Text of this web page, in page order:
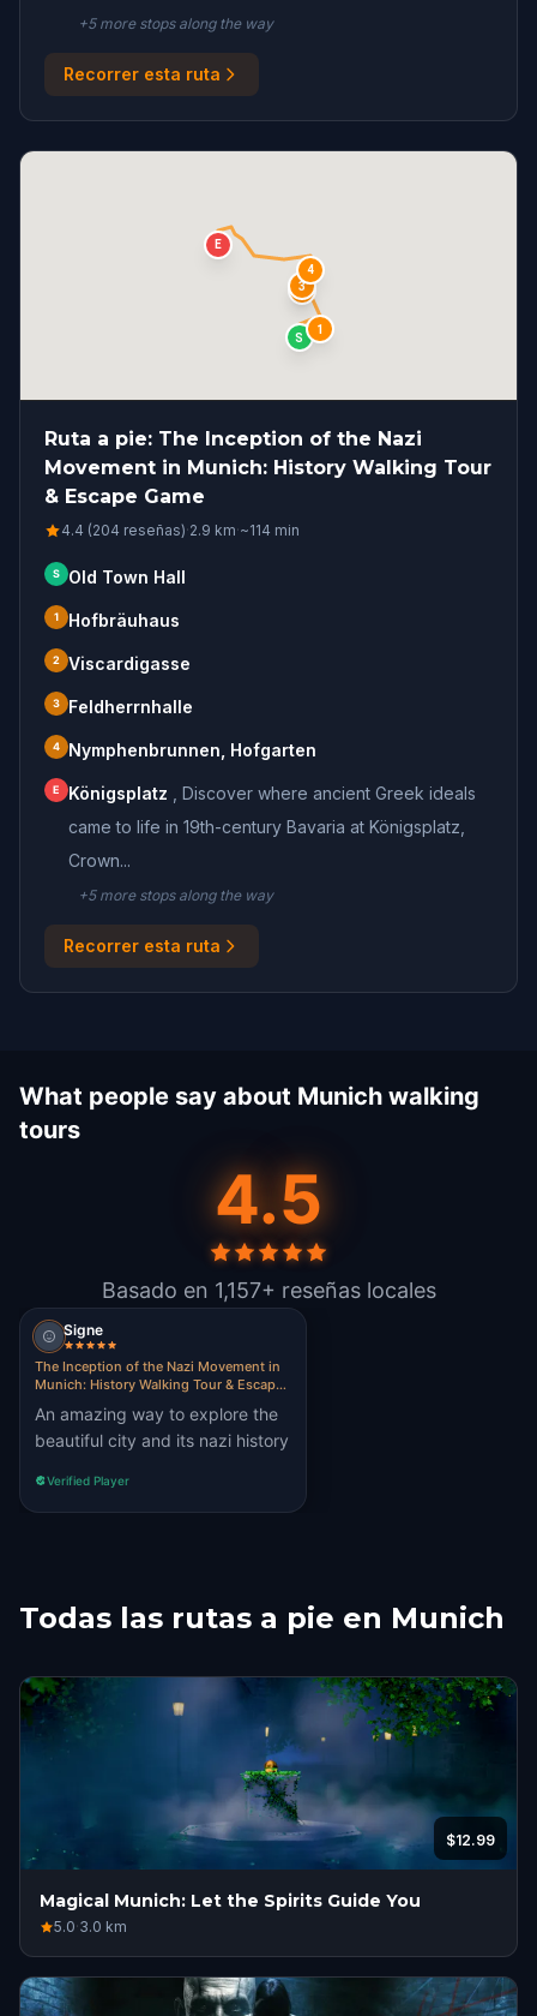
+5more stopsalong the way
Recorrer esta ruta
S
1
2
3
4
E
Ruta a pie: The Inception of the Nazi
Movement in Munich: History Walking Tour
& Escape Game
4.4 (204 reseñas)·2.9 km·~114 min
S Old Town Hall
1 Hofbräuhaus
2 Viscardigasse
3 Feldherrnhalle
4 Nymphenbrunnen, Hofgarten
E Königsplatz
Discover where ancient Greek ideals
came to life in 19th-century Bavaria at Königsplatz,
Crown...
+5more stopsalong the way
Recorrer esta ruta
What people say about Munich walking
tours
4.5
Basado en 1,157+ reseñas locales
Signe
The Inception of the Nazi Movement in
Munich: History Walking Tour & Escape
An amazing way to explore the
beautiful city and its nazi history
Verified Player
Todas las rutas a pie en Munich
$12.99
Magical Munich: Let the Spirits Guide You
5.0·3.0 km